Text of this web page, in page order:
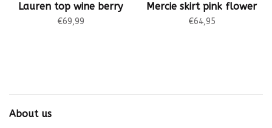
Lauren top wine berry
€69,99
Mercie skirt pink flower
€64,95
About us